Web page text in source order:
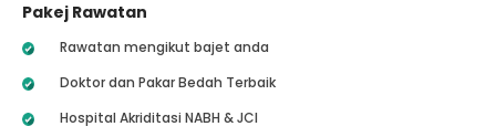
Pakej Rawatan
Rawatan mengikut bajet anda
Doktor dan Pakar Bedah Terbaik
Hospital Akriditasi NABH & JCI